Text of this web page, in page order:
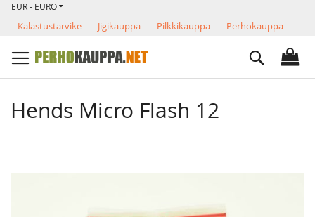
Skip
Content
VALUUTTA
EUR - EURO
Kalastustarvike Jigikauppa Pilkkikauppa
Perhokauppa
Search
Hends Micro Flash 12